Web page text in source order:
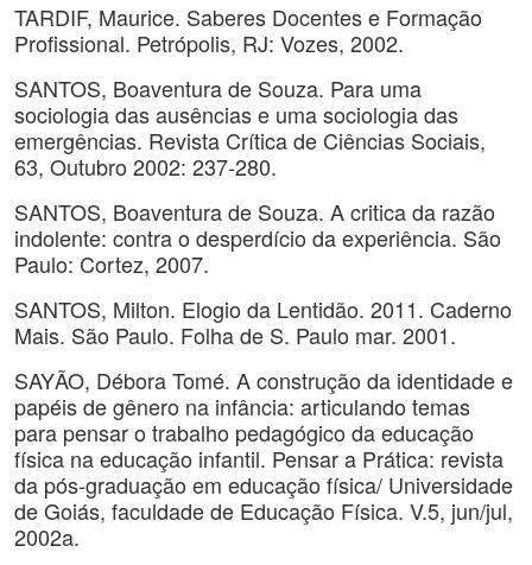
TARDIF, Maurice. Saberes Docentes e Formação
Profissional. Petrópolis, RJ: Vozes, 2002.
SANTOS, Boaventura de Souza. Para uma
sociologia das ausências e uma sociologia das
emergências. Revista Crítica de Ciências Sociais,
63, Outubro 2002: 237-280.
SANTOS, Boaventura de Souza. A critica da razão
indolente: contra o desperdício da experiência. São
Paulo: Cortez, 2007.
SANTOS, Milton. Elogio da Lentidão. 2011. Caderno
Mais. São Paulo. Folha de S. Paulo mar. 2001.
SAYÃO, Débora Tomé. A construção da identidade e
papéis de gênero na infância: articulando temas
para pensar o trabalho pedagógico da educação
física na educação infantil. Pensar a Prática: revista
da pós-graduação em educação física/ Universidade
de Goiás, faculdade de Educação Física. V.5, jun/jul,
2002a.